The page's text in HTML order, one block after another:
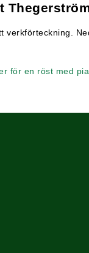
verkförteckning.
för en röst med